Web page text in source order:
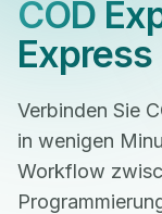
COD
Express
Verbinden Sie
in wenigen
Workflow